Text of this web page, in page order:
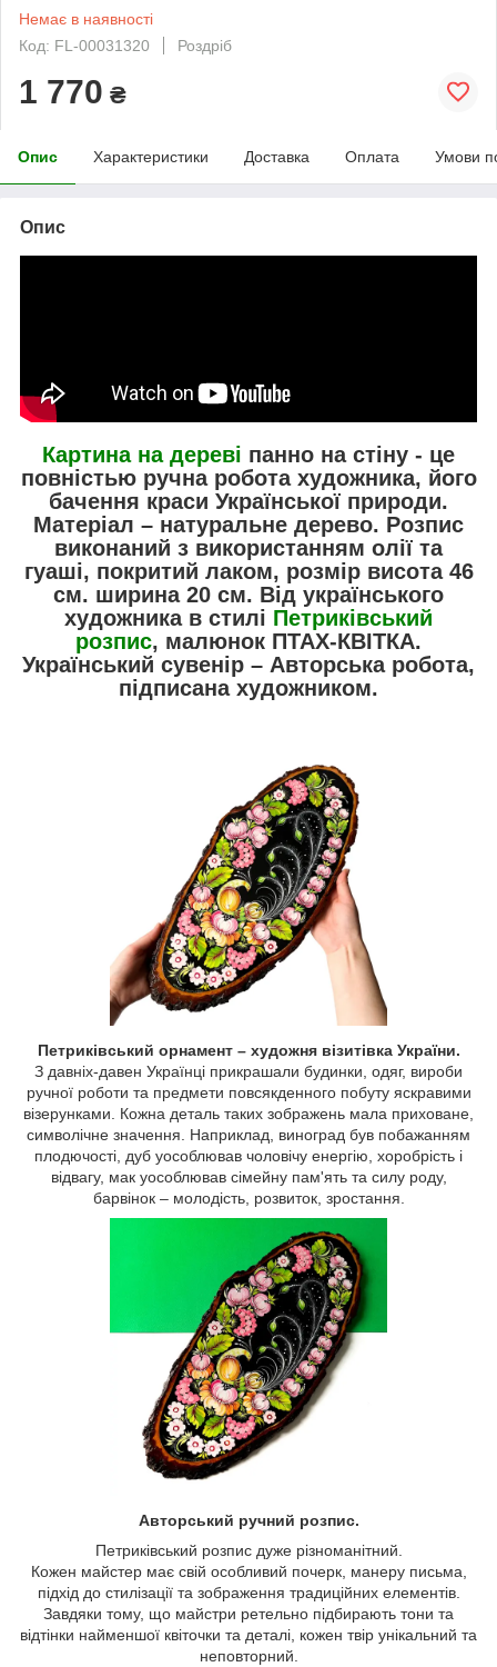
Немає в наявності
Код: FL-00031320
Роздріб
1 770 ₴
Опис Характеристики Доставка Оплата Умови
Опис
Картина на дереві панно на стіну - це
повністью ручна робота художника, його
бачення краси Української природи.
Матеріал – натуральне дерево. Розпис
виконаний з використанням олії та
гуаші, покритий лаком, розмір висота 46
см. ширина 20 см. Від українського
художника в стилі Петриківський
розпис, малюнок ПТАХ-КВІТКА.
Український сувенір – Авторська робота,
підписана художником.
Петриківський орнамент – художня візитівка України.
З давніх-давен Українці прикрашали будинки, одяг, вироби
ручної роботи та предмети повсякденного побуту яскравими
візерунками. Кожна деталь таких зображень мала приховане,
символічне значення. Наприклад, виноград був побажанням
плодючості, дуб уособлював чоловічу енергію, хоробрість і
відвагу, мак уособлював сімейну пам'ять та силу роду,
барвінок – молодість, розвиток, зростання.
Авторський ручний розпис.
Петриківський розпис дуже різноманітний.
Кожен майстер має свій особливий почерк, манеру письма,
підхід до стилізації та зображення традиційних елементів.
Завдяки тому, що майстри ретельно підбирають тони та
відтінки найменшої квіточки та деталі, кожен твір унікальний та
неповторний.